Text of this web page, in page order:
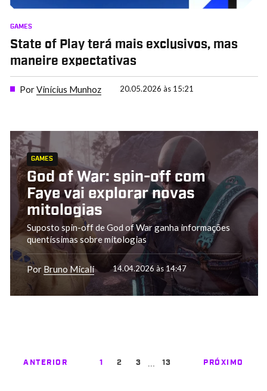
GAMES
State of Play terá mais exclusivos, mas
maneire expectativas
PorVinícius Munhoz 20.05.2026 às 15:21
GAMES
God of War: spin-off com
Faye vai explorar novas
mitologias
Suposto spin-off de God of War ganha informações
quentíssimas sobre mitologias
Por Bruno Micali 14.04.2026 às 14:47
ANTERIOR 1 2 3 … 13 PRÓXIMO